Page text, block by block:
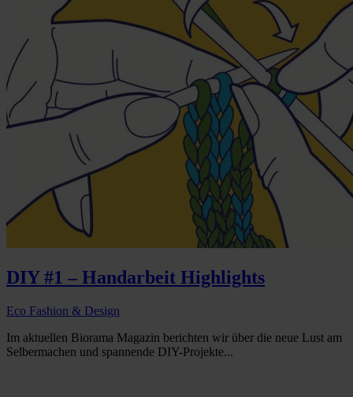
DIY #1 – Handarbeit Highlights
Eco Fashion & Design
Im aktuellen Biorama Magazin berichten wir über die neue Lust am
Selbermachen und spannende DIY-Projekte...